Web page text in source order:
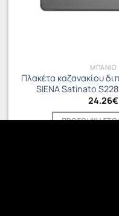
ΜΠΑΝΙΟ
Πλακέτα καζανακίου
SIENA Satinato
24.26€
ΠΡΟΣΘΉΚΗ ΣΤΟ